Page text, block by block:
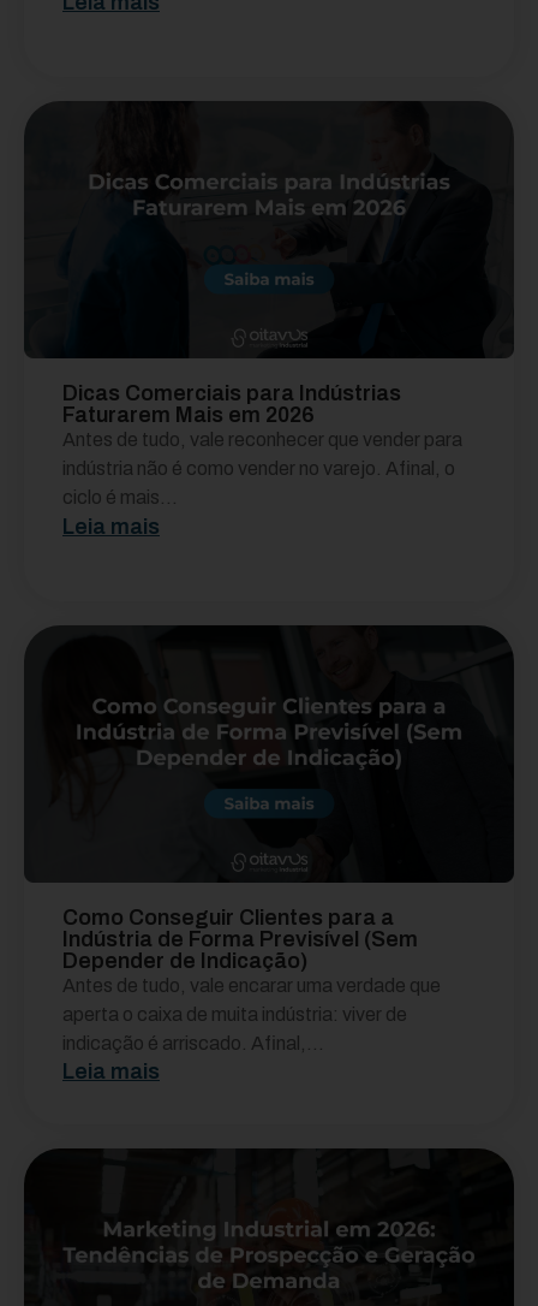
Dicas Comerciais para Indústrias
Faturarem Mais em 2026
Antes de tudo, vale reconhecer que vender para
indústria não é como vender no varejo. Afinal, o
ciclo é mais...
Leia mais
Como Conseguir Clientes para a
Indústria de Forma Previsível (Sem
Depender de Indicação)
Antes de tudo, vale encarar uma verdade que
aperta o caixa de muita indústria: viver de
indicação é arriscado. Afinal,...
Leia mais